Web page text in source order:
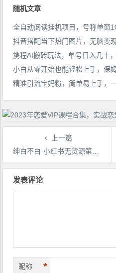
随机文章
抖音搭配当下热门图片，无脑变
精准引流宝妈粉，简单易上手，
上一篇
绅白不白·小红书无货源第4期（更新至8月），半自动店铺群，每天收益80-300元
文
发表评论
昵称 *